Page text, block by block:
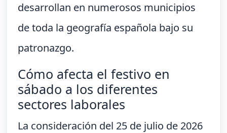
desarrollan en numerosos municipios
de toda la geografía española bajo su
patronazgo.
Cómo afecta el festivo en
sábado a los diferentes
sectores laborales
La consideración del 25 de julio de 2026